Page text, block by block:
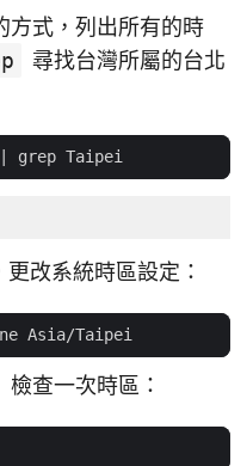
方式，列出所有的時
尋找台灣所屬的台北
改系統時區設定：
檢查一次時區：